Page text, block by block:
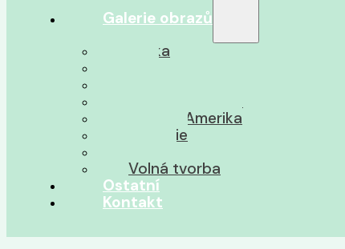
Galerie obrazů
Afrika
Střední Amerika
Oceánie
Volná tvorba
Ostatní
Kontakt